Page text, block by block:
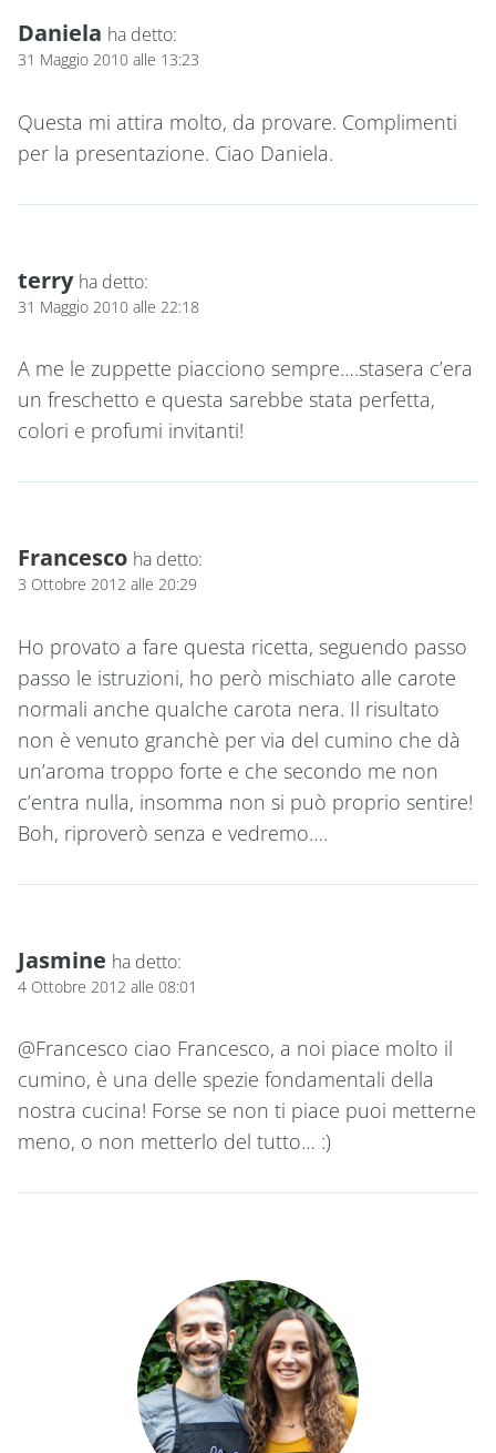
Daniela ha detto:
31 Maggio 2010 alle 13:23
Questa mi attira molto, da provare. Complimenti
per la presentazione. Ciao Daniela.
terry ha detto:
31 Maggio 2010 alle 22:18
A me le zuppette piacciono sempre….stasera c’era
un freschetto e questa sarebbe stata perfetta,
colori e profumi invitanti!
Francesco ha detto:
3 Ottobre 2012 alle 20:29
Ho provato a fare questa ricetta, seguendo passo
passo le istruzioni, ho però mischiato alle carote
normali anche qualche carota nera. Il risultato
non è venuto granchè per via del cumino che dà
un’aroma troppo forte e che secondo me non
c’entra nulla, insomma non si può proprio sentire!
Boh, riproverò senza e vedremo….
Jasmine ha detto:
4 Ottobre 2012 alle 08:01
@Francesco ciao Francesco, a noi piace molto il
cumino, è una delle spezie fondamentali della
nostra cucina! Forse se non ti piace puoi metterne
meno, o non metterlo del tutto… :)